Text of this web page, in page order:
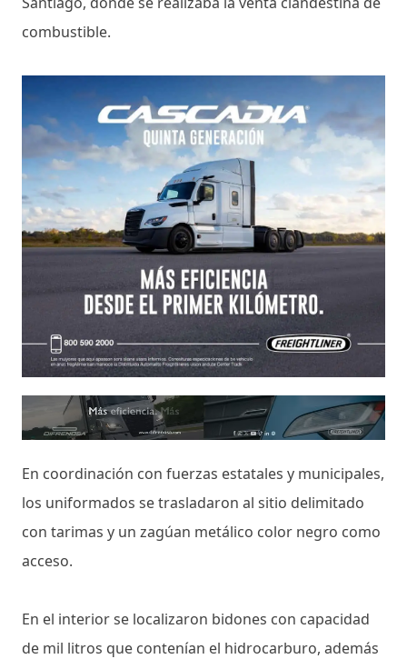
combustible.
En coordinación con fuerzas estatales y municipales,
los uniformados se trasladaron al sitio delimitado
con tarimas y un zagúan metálico color negro como
acceso.
En el interior se localizaron bidones con capacidad
de mil litros que contenían el hidrocarburo, además